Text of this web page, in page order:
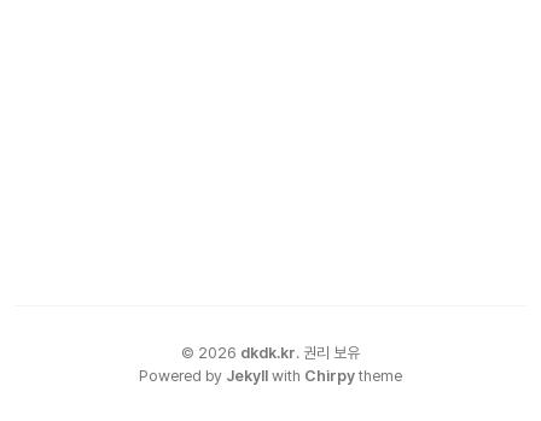
© 2026 dkdk.kr. 권리 보유
Powered by Jekyll with Chirpy theme